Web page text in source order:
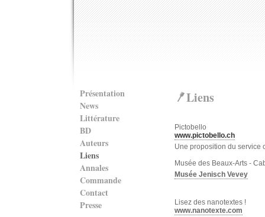
Présentation
News
Littérature
BD
Auteurs
Liens
Annales
Commande
Contact
Presse
Liens
Pictobello
www.pictobello.ch
Une proposition du service
Musée des Beaux-Arts -
Musée Jenisch Vevey
Lisez des nanotextes !
www.nanotexte.com